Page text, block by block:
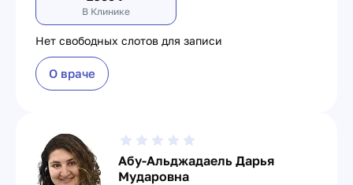
В Клинике
Нет свободных слотов для записи
О враче
Абу-Альджадаель Дарья
Мударовна